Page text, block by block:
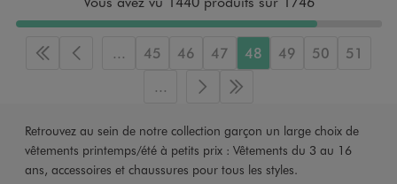
Première page
Page précédente
... 45 46 47 48 49 50
51
...
Page suivante
Dernière page
Retrouvez au sein de notre collection garçon un large choix de
vêtements printemps/été à petits prix : Vêtements du 3 au 16
ans, accessoires et chaussures pour tous les styles.